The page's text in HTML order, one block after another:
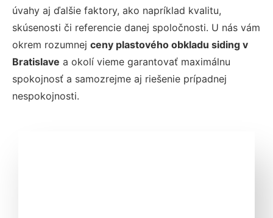
úvahy aj ďalšie faktory, ako napríklad kvalitu,
skúsenosti či referencie danej spoločnosti. U nás vám
okrem rozumnej ceny plastového obkladu siding v
Bratislave a okolí vieme garantovať maximálnu
spokojnosť a samozrejme aj riešenie prípadnej
nespokojnosti.